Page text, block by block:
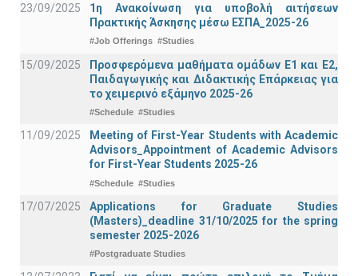
23/09/2025
1η Ανακοίνωση για υποβολή αιτήσεων
Πρακτικής Άσκησης μέσω ΕΣΠΑ_2025-26
#Job Offerings #Studies
15/09/2025
Προσφερόμενα μαθήματα ομάδων Ε1 και Ε2,
Παιδαγωγικής και Διδακτικής Επάρκειας για
το χειμερινό εξάμηνο 2025-26
#Schedule #Studies
11/09/2025
Meeting of First-Year Students with Academic
Advisors_Appointment of Academic Advisors
for First-Year Students 2025-26
#Schedule #Studies
17/07/2025
Applications for Graduate Studies
(Masters)_deadline 31/10/2025 for the spring
semester 2025-2026
#Postgraduate Studies